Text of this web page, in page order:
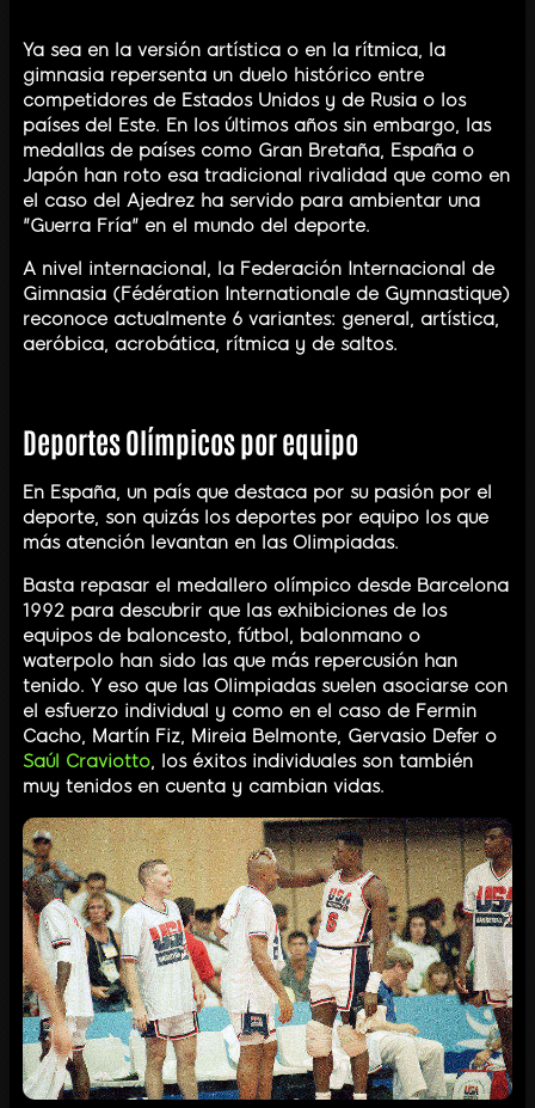
Ya sea en la versión artística o en la rítmica, la
gimnasia repersenta un duelo histórico entre
competidores de Estados Unidos y de Rusia o los
países del Este. En los últimos años sin embargo, las
medallas de países como Gran Bretaña, España o
Japón han roto esa tradicional rivalidad que como en
el caso del Ajedrez ha servido para ambientar una
"Guerra Fría" en el mundo del deporte.
A nivel internacional, la Federación Internacional de
Gimnasia (Fédération Internationale de Gymnastique)
reconoce actualmente 6 variantes: general, artística,
aeróbica, acrobática, rítmica y de saltos.
Deportes Olímpicos por equipo
En España, un país que destaca por su pasión por el
deporte, son quizás los deportes por equipo los que
más atención levantan en las Olimpiadas.
Basta repasar el medallero olímpico desde Barcelona
1992 para descubrir que las exhibiciones de los
equipos de baloncesto, fútbol, balonmano o
waterpolo han sido las que más repercusión han
tenido. Y eso que las Olimpiadas suelen asociarse con
el esfuerzo individual y como en el caso de Fermin
Cacho, Martín Fiz, Mireia Belmonte, Gervasio Defer o
Saúl Craviotto, los éxitos individuales son también
muy tenidos en cuenta y cambian vidas.